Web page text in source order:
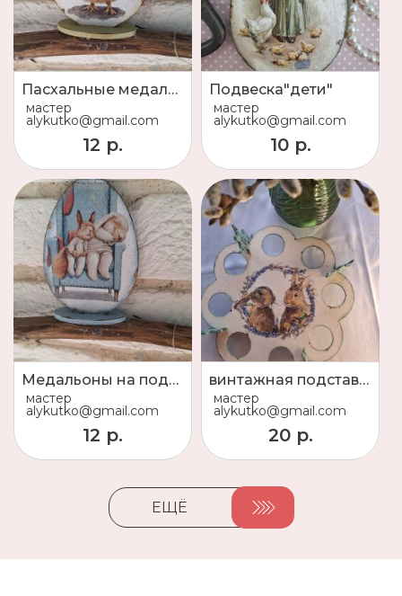
Пасхальные медальоны на подставке
мастер
alykutko@gmail.com
12 р.
Подвеска"дети"
мастер
alykutko@gmail.com
10 р.
Медальоны на подставке
мастер
alykutko@gmail.com
12 р.
винтажная подставка для кулича "Зайцы"
мастер
alykutko@gmail.com
20 р.
ЕЩЁ